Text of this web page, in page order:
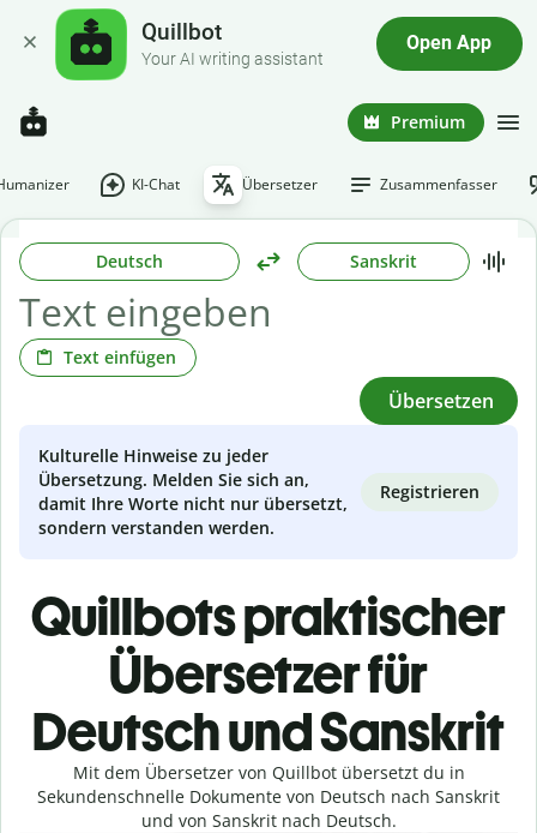
Quillbot
Your AI writing assistant
Open App
Premium
KI-Chat Übersetzer Zusammenfasser
Deutsch Sanskrit
Text einfügen
Übersetzen
Kulturelle Hinweise zu jeder
Übersetzung. Melden Sie sich an,
damit Ihre Worte nicht nur übersetzt,
sondern verstanden werden.
Registrieren
Quillbots praktischer
Übersetzer für
Deutsch und Sanskrit
Mit dem Übersetzer von Quillbot übersetzt du in
Sekundenschnelle Dokumente von Deutsch nach Sanskrit
und von Sanskrit nach Deutsch.